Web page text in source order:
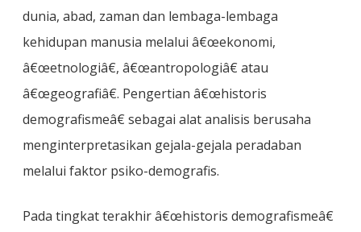
dunia, abad, zaman dan lembaga-lembaga
kehidupan manusia melalui â€œekonomi,
â€œetnologiâ€, â€œantropologiâ€ atau
â€œgeografiâ€. Pengertian â€œhistoris
demografismeâ€ sebagai alat analisis berusaha
menginterpretasikan gejala-gejala peradaban
melalui faktor psiko-demografis.
Pada tingkat terakhir â€œhistoris demografismeâ€